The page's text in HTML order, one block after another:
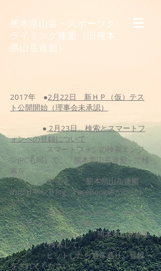
​熊本県山岳・スポーツク
ライミング連盟（旧熊本
県山岳連盟）
2017年 ●2月22日 新ＨＰ（仮）テス
ト公開開始（理事会未承認）
● 2月23日 検索とスマートフ
ォンへの登録について
スマートフォンの検索エンジ
ン(PCも同）で、「熊本県山岳連盟」で検
索を
す ると、「熊本県山岳連盟」
の旧ＨＰやＢlog、FaceBook等がヒット
して、
更新したこのＨＰは、今のと
ころ見つけることができません。
その場合は、「熊本県山岳連盟
official」で検索して,、
ヒットしたら通常通り、登録
をされてください。